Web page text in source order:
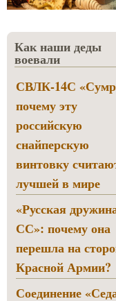
Как наши деды
воевали
СВЛК-14С
почему эту
российскую
снайперскую
винтовку
лучшей в мире
«Русская
СС»: почему она
перешла на
Красной Армии?
Соединение